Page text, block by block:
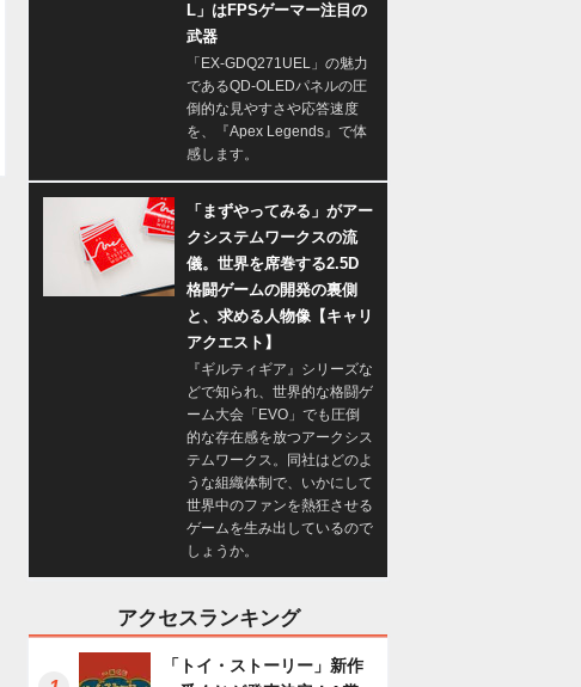
L」はFPSゲーマー注目の
武器
「EX-GDQ271UEL」の魅力
であるQD-OLEDパネルの圧
倒的な見やすさや応答速度
を、『Apex Legends』で体
感します。
「まずやってみる」がアー
クシステムワークスの流
儀。世界を席巻する2.5D
格闘ゲームの開発の裏側
と、求める人物像【キャリ
アクエスト】
『ギルティギア』シリーズな
どで知られ、世界的な格闘ゲ
ーム大会「EVO」でも圧倒
的な存在感を放つアークシス
テムワークス。同社はどのよ
うな組織体制で、いかにして
世界中のファンを熱狂させる
ゲームを生み出しているので
しょうか。
アクセスランキング
「トイ・ストーリー」新作